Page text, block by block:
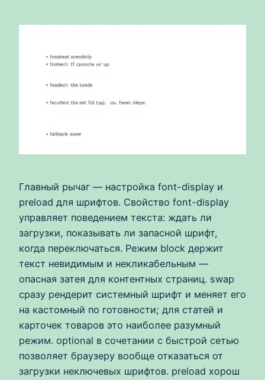
Главный рычаг — настройка font-display и
preload для шрифтов. Свойство font-display
управляет поведением текста: ждать ли
загрузки, показывать ли запасной шрифт,
когда переключаться. Режим block держит
текст невидимым и некликабельным —
опасная затея для контентных страниц. swap
сразу рендерит системный шрифт и меняет его
на кастомный по готовности; для статей и
карточек товаров это наиболее разумный
режим. optional в сочетании с быстрой сетью
позволяет браузеру вообще отказаться от
загрузки неключевых шрифтов. preload хорош